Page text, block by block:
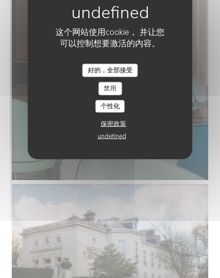
这个网站使用cookie， 并让您
可以控制想要激活的内容。
好的，全部接受
禁用
个性化
保密政策
undefined